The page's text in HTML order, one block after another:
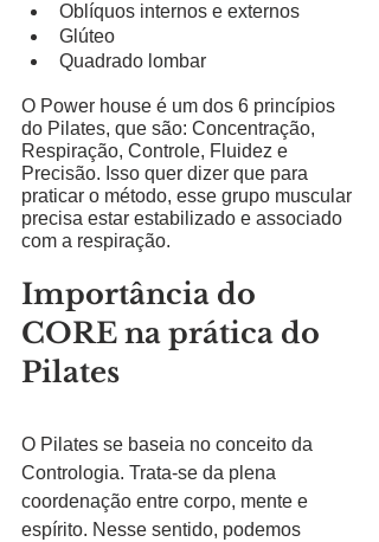
Oblíquos internos e externos
Glúteo
Quadrado lombar
O Power house é um dos 6 princípios
do Pilates, que são: Concentração,
Respiração, Controle, Fluidez e
Precisão. Isso quer dizer que para
praticar o método, esse grupo muscular
precisa estar estabilizado e associado
com a respiração.
Importância do
CORE na prática do
Pilates
O Pilates se baseia no conceito da
Contrologia. Trata-se da plena
coordenação entre corpo, mente e
espírito. Nesse sentido, podemos